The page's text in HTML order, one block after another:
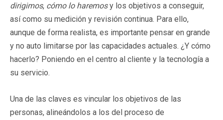
dirigimos, cómo lo haremosy los objetivos a conseguir,
así como su medición y revisión continua. Para ello,
aunque de forma realista, es importante pensar en grande
y no auto limitarse por las capacidades actuales. ¿Y cómo
hacerlo? Poniendo en el centro al cliente y la tecnología a
su servicio.
Una de las claves es vincular los objetivos de las
personas, alineándolos a los del proceso de